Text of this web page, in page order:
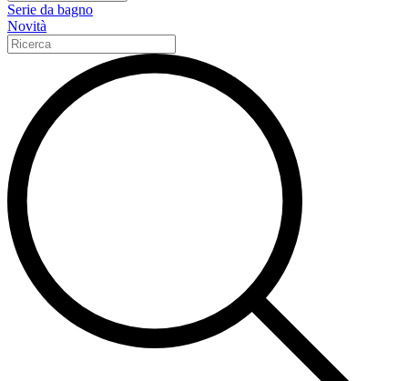
Serie da bagno
Novità